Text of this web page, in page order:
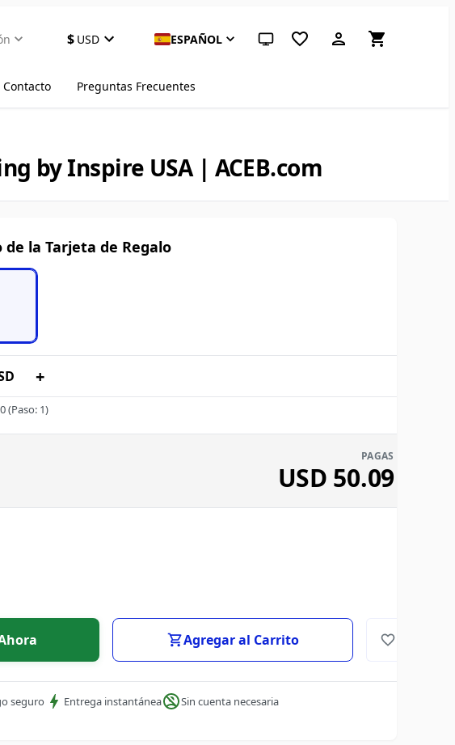
$ USD ESPAÑOL Tema del sistema (haz clic para claro)
Contacto Preguntas Frecuentes
by Inspire USA | ACEB.com
la Tarjeta de Regalo
+
(Paso: 1)
PAGAS
USD 50.09
Agregar al Carrito
seguro Entrega instantánea Sin cuenta necesaria